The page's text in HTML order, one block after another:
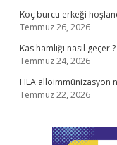
Koç burcu erkeği
Temmuz 26, 2026
Kas hamlığı nasıl geçer ?
Temmuz 24, 2026
HLA alloimmünizasyon
Temmuz 22, 2026